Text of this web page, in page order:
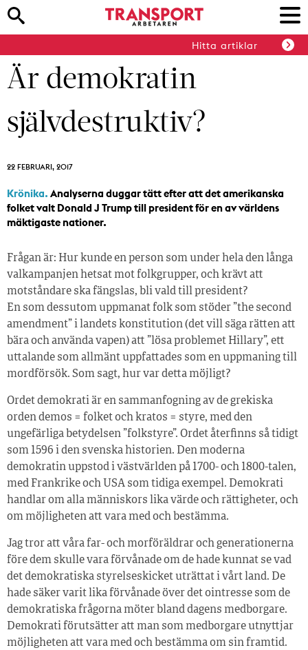
Hitta artiklar
Är demokratin
självdestruktiv?
22 FEBRUARI, 2017
Krönika. Analyserna duggar tätt efter att det amerikanska
folket valt Donald J Trump till president för en av världens
mäktigaste nationer.
Frågan är: Hur kunde en person som under hela den långa
valkampanjen hetsat mot folkgrupper, och krävt att
motståndare ska fängslas, bli vald till president?
En som dessutom uppmanat folk som stöder ”the second
amendment” i landets konstitution (det vill säga rätten att
bära och använda vapen) att ”lösa problemet Hillary”, ett
uttalande som allmänt uppfattades som en uppmaning till
mordförsök. Som sagt, hur var detta möjligt?
Ordet demokrati är en sammanfogning av de grekiska
orden demos = folket och kratos = styre, med den
ungefärliga betydelsen ”folkstyre”. Ordet återfinns så tidigt
som 1596 i den svenska historien. Den moderna
demokratin uppstod i västvärlden på 1700- och 1800-talen,
med Frankrike och USA som tidiga exempel. Demokrati
handlar om alla människors lika värde och rättigheter, och
om möjligheten att vara med och bestämma.
Jag tror att våra far- och morföräldrar och generationerna
före dem skulle vara förvånade om de hade kunnat se vad
det demokratiska styrelseskicket uträttat i vårt land. De
hade säker varit lika förvånade över det ointresse som de
demokratiska frågorna möter bland dagens medborgare.
Demokrati förutsätter att man som medborgare utnyttjar
möjligheten att vara med och bestämma om sin framtid.